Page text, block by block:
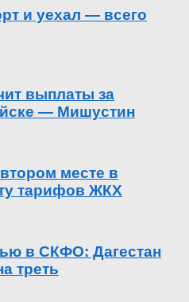
и уехал — всего
выплаты за
— Мишустин
месте в
тарифов ЖКХ
в СКФО: Дагестан
треть